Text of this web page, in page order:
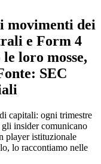
movimenti dei
e Form 4
loro mosse,
SEC
capitali: ogni trimestre
insider comunicano
player istituzionale
lo raccontiamo nelle